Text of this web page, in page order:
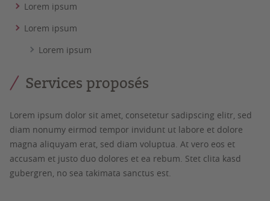
Lorem ipsum
Lorem ipsum
Lorem ipsum
Services proposés
Lorem ipsum dolor sit amet, consetetur sadipscing elitr, sed
diam nonumy eirmod tempor invidunt ut labore et dolore
magna aliquyam erat, sed diam voluptua. At vero eos et
accusam et justo duo dolores et ea rebum. Stet clita kasd
gubergren, no sea takimata sanctus est.